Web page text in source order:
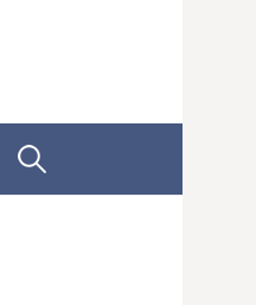
Ricerca